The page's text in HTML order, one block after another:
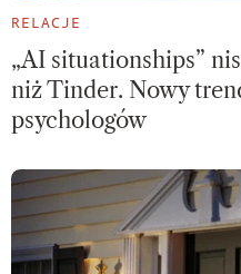
RELACJE
„AI situationships”
niż Tinder. Nowy
psychologów